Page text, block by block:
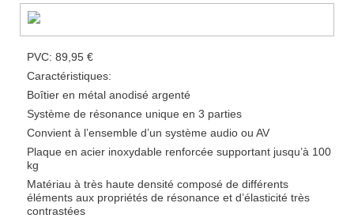
PVC: 89,95 €
Caractéristiques:
Boîtier en métal anodisé argenté
Système de résonance unique en 3 parties
Convient à l’ensemble d’un système audio ou AV
Plaque en acier inoxydable renforcée supportant jusqu’à 100
kg
Matériau à très haute densité composé de différents
éléments aux propriétés de résonance et d’élasticité très
contrastées